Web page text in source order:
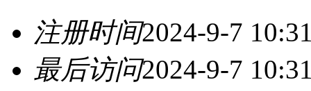
注册时间2024-9-7
最后访问2024-9-7